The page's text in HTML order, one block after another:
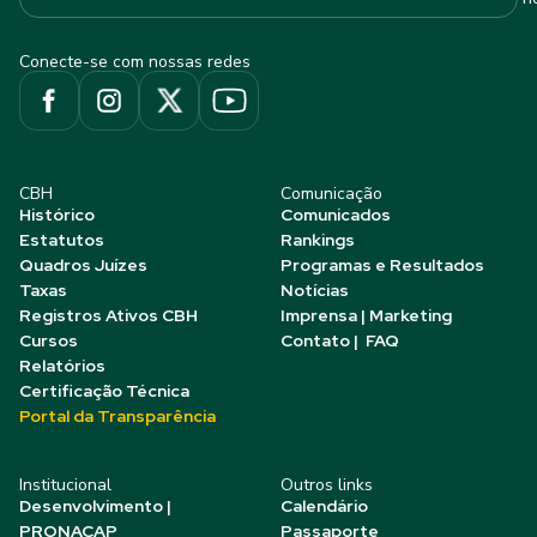
Conecte-se com nossas redes
CBH
Histórico
Estatutos
Quadros Juízes
Taxas
Registros Ativos CBH
Cursos
Relatórios
Certificação Técnica
Portal da Transparência
Comunicação
Comunicados
Rankings
Programas e Resultados
Notícias
Imprensa | Marketing
Contato | FAQ
Institucional
Desenvolvimento |
PRONACAP
Outros links
Calendário
Passaporte